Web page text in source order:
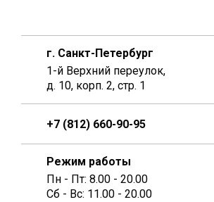
г. Санкт-Петербург
1-й Верхний переулок,
д. 10, корп. 2, стр. 1
+7 (812) 660-90-95
Режим работы
Пн - Пт: 8.00 - 20.00
Сб - Вс: 11.00 - 20.00